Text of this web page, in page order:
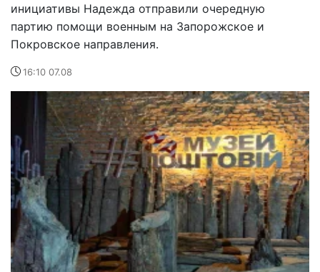
инициативы Надежда отправили очередную
партию помощи военным на Запорожское и
Покровское направления.
16:10 07.08